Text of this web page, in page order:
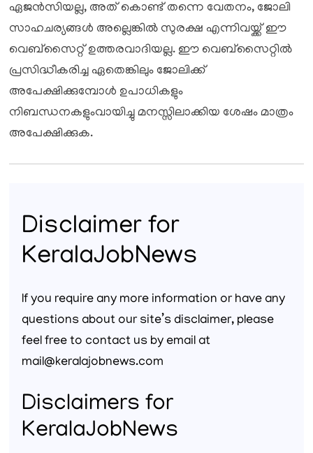
ഏജൻസിയല്ല, അത് കൊണ്ട് തന്നെ വേതനം, ജോലി
സാഹചര്യങ്ങൾ അല്ലെങ്കിൽ സുരക്ഷ എന്നിവയ്ക്ക് ഈ
വെബ്സൈറ്റ് ഉത്തരവാദിയല്ല. ഈ വെബ്‌സൈറ്റിൽ
പ്രസിദ്ധീകരിച്ച ഏതെങ്കിലും ജോലിക്ക്
അപേക്ഷിക്കുമ്പോൾ ഉപാധികളും
നിബന്ധനകളുംവായിച്ചു മനസ്സിലാക്കിയ ശേഷം മാത്രം
അപേക്ഷിക്കുക.
Disclaimer for
KeralaJobNews
If you require any more information or have any
questions about our site’s disclaimer, please
feel free to contact us by email at
mail@keralajobnews.com
Disclaimers for
KeralaJobNews